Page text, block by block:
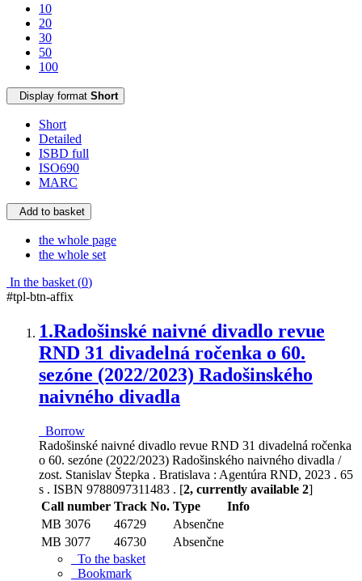
10
20
30
50
100
Display format Short
Short
Detailed
ISBD full
ISO690
MARC
Add to basket
the whole page
the whole set
In the basket (0)
#tpl-btn-affix
1.Radošinské naivné divadlo revue
RND 31 divadelná ročenka o 60.
sezóne (2022/2023) Radošinského
naivného divadla
Borrow
Radošinské naivné divadlo revue RND 31 divadelná ročenka
o 60. sezóne (2022/2023) Radošinského naivného divadla /
zost. Stanislav Štepka . Bratislava : Agentúra RND, 2023 . 65
s . ISBN 9788097311483 . [2, currently available 2]
Call number Track No. Type
Info
MB 3076
46729
Absenčne
MB 3077
46730
Absenčne
To the basket
Bookmark